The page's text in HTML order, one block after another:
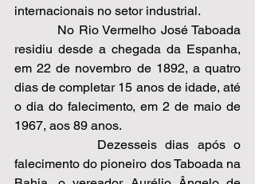
internacionais no setor industrial.
residiu desde a chegada da Espanha,
em 22 de novembro de 1892, a quatro
dias de completar 15 anos de idade, até
o dia do falecimento, em 2 de maio de
1967, aos 89 anos.
falecimento do pioneiro dos Taboada na